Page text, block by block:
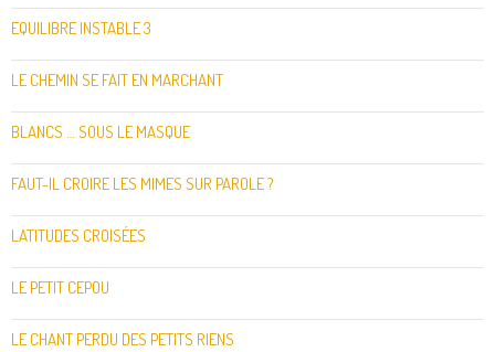
EQUILIBRE INSTABLE 3
LE CHEMIN SE FAIT EN MARCHANT
BLANCS … SOUS LE MASQUE
FAUT-IL CROIRE LES MIMES SUR PAROLE ?
LATITUDES CROISÉES
LE PETIT CEPOU
LE CHANT PERDU DES PETITS RIENS